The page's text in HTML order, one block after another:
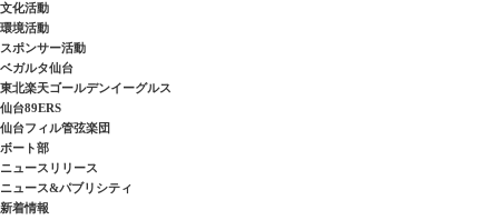
文化活動
環境活動
スポンサー活動
ベガルタ仙台
東北楽天ゴールデンイーグルス
仙台89ERS
仙台フィル管弦楽団
ボート部
ニュースリリース
ニュース&パブリシティ
新着情報